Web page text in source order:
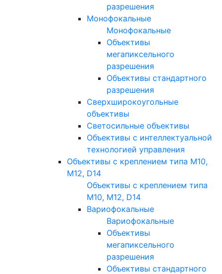
разрешения
Монофокальные
Монофокальные
Объективы
мегапиксельного
разрешения
Объективы стандартного
разрешения
Сверхширокоугольные
объективы
Светосильные объективы
Объективы с интеллектуальной
технологией управления
Объективы с креплением типа M10,
M12, D14
Объективы с креплением типа
M10, M12, D14
Вариофокальные
Вариофокальные
Объективы
мегапиксельного
разрешения
Объективы стандартного